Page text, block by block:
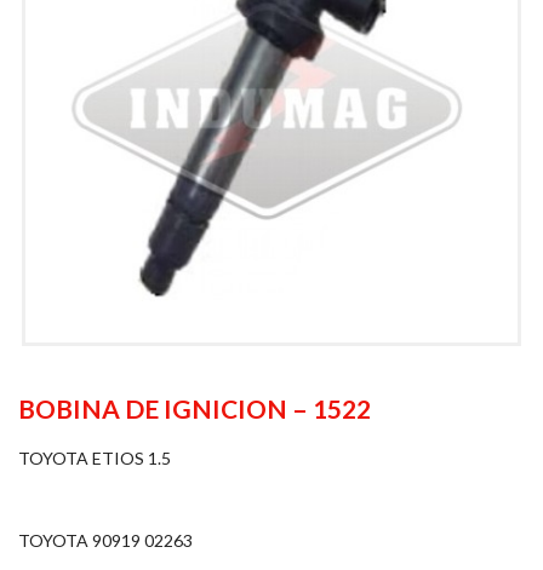
BOBINA DE IGNICION – 1522
TOYOTA ETIOS 1.5
TOYOTA 90919 02263